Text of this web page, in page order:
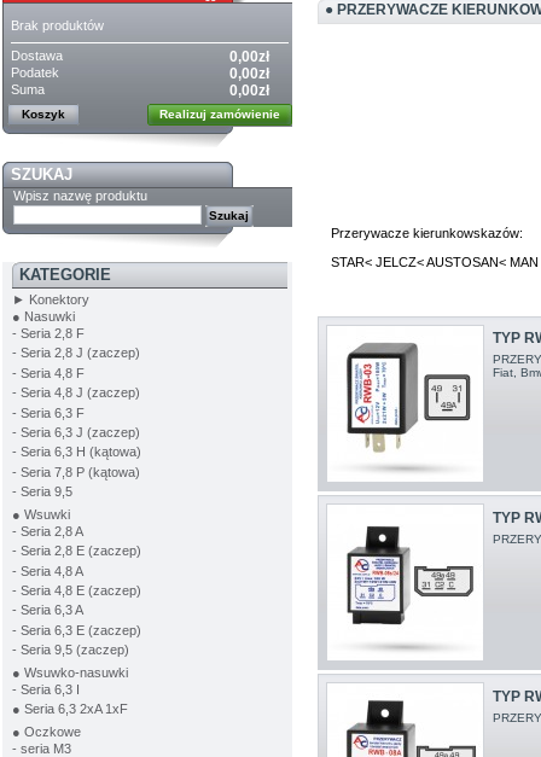
Brak produktów
Dostawa 0,00zł
Podatek 0,00zł
Suma 0,00zł
Koszyk Realizuj zamówienie
SZUKAJ
Wpisz nazwę produktu
KATEGORIE
► Konektory
● Nasuwki
- Seria 2,8 F
- Seria 2,8 J (zaczep)
- Seria 4,8 F
- Seria 4,8 J (zaczep)
- Seria 6,3 F
- Seria 6,3 J (zaczep)
- Seria 6,3 H (kątowa)
- Seria 7,8 P (kątowa)
- Seria 9,5
● Wsuwki
- Seria 2,8 A
- Seria 2,8 E (zaczep)
- Seria 4,8 A
- Seria 4,8 E (zaczep)
- Seria 6,3 A
- Seria 6,3 E (zaczep)
- Seria 9,5 (zaczep)
● Wsuwko-nasuwki
- Seria 6,3 I
● Seria 6,3 2xA 1xF
● Oczkowe
- seria M3
● PRZERYWACZE
Przerywacze kierunkowskazów:
STAR< JELCZ< AUSTOSAN< MAN
TYP
Fiat,
TYP
TYP